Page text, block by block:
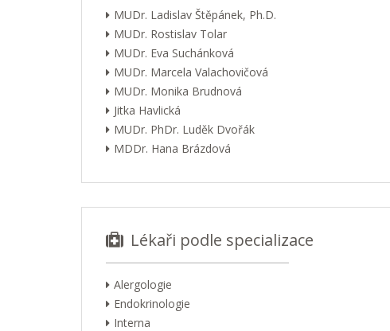
MUDr. Ladislav Štěpánek, Ph.D.
MUDr. Rostislav Tolar
MUDr. Eva Suchánková
MUDr. Marcela Valachovičová
MUDr. Monika Brudnová
Jitka Havlická
MUDr. PhDr. Luděk Dvořák
MDDr. Hana Brázdová
Lékaři podle specializace
Alergologie
Endokrinologie
Interna